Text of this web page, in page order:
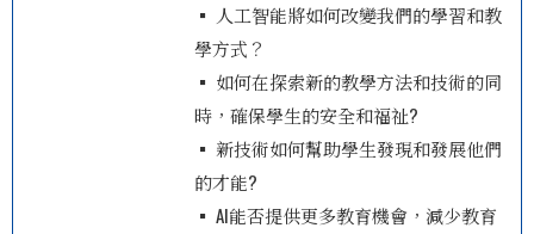
▪ 人工智能將如何改變我們的學習和教
學方式？
▪ 如何在探索新的教學方法和技術的同
時，確保學生的安全和福祉?
▪ 新技術如何幫助學生發現和發展他們
的才能?
▪ AI能否提供更多教育機會，減少教育